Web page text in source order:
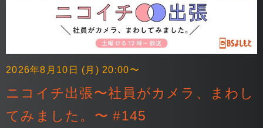
2026年8月10日 (月) 20:00〜
ニコイチ出張〜社員がカメラ、まわし
てみました。〜 #145